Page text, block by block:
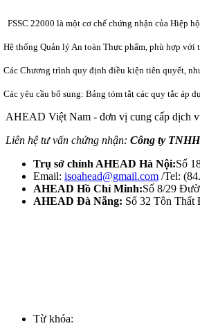
FSSC 22000 là một cơ chế chứng nhận của Hiệp
thống Quản lý An toàn Thực phẩm, phù hợp với
Chương trình quy định điều kiện tiên quyết,
yêu cầu bổ sung: Bảng tóm tắt các quy tắc áp
AHEAD Việt Nam - đơn vị cung cấp dịch
Liên hệ tư vấn chứng nhận: Công ty
Trụ sở chính AHEAD Hà Nội:Số
Email: isoahead@gmail.com /Tel:
AHEAD Hồ Chí Minh:Số 8/29
AHEAD Đà Nẵng: Số 32 Tôn Thất
Từ khóa: